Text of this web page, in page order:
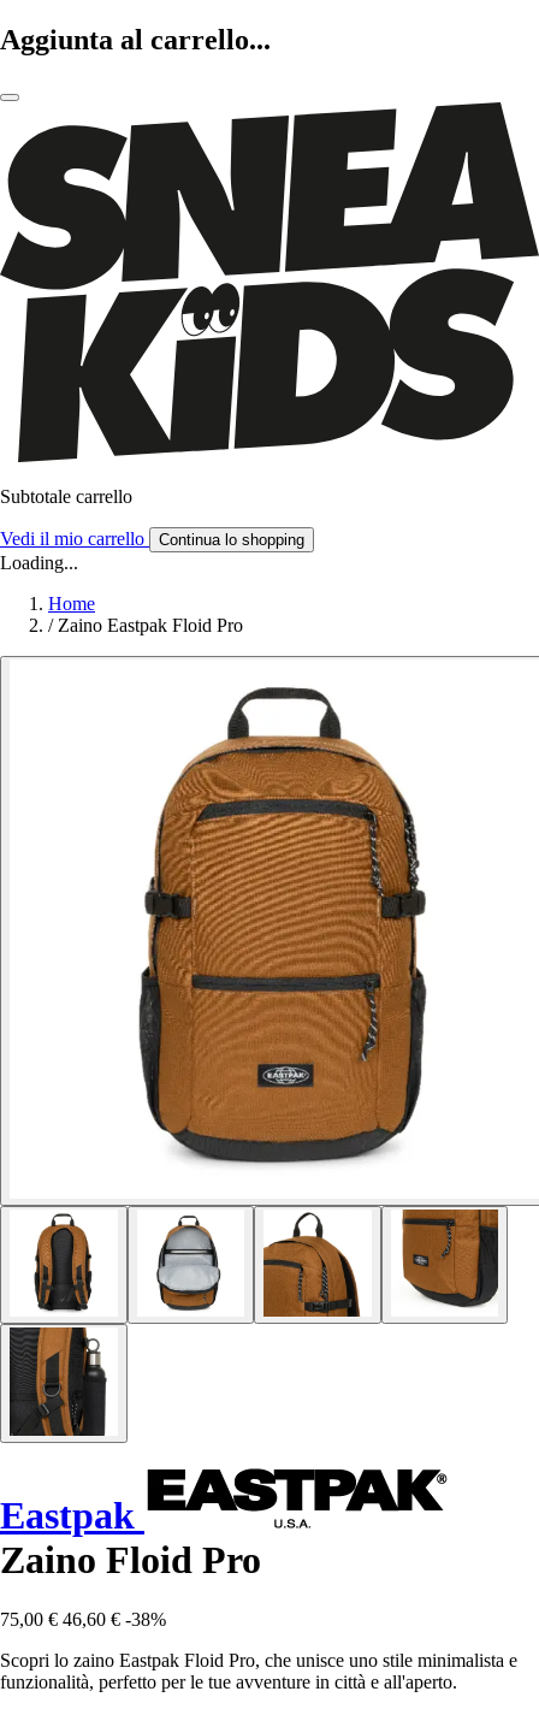
Aggiunta al carrello...
Subtotale carrello
Vedi il mio carrello Continua lo shopping
Loading...
Home
/ Zaino Eastpak Floid Pro
Eastpak
Zaino Floid Pro
75,00 € 46,60 € -38%
Scopri lo zaino Eastpak Floid Pro, che unisce uno stile minimalista e
funzionalità, perfetto per le tue avventure in città e all'aperto.